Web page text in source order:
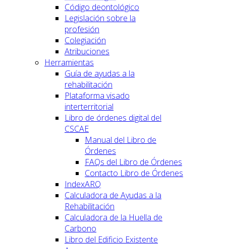
Código deontológico
Legislación sobre la
profesión
Colegiación
Atribuciones
Herramientas
Guía de ayudas a la
rehabilitación
Plataforma visado
interterritorial
Libro de órdenes digital del
CSCAE
Manual del Libro de
Órdenes
FAQs del Libro de Órdenes
Contacto Libro de Órdenes
IndexARQ
Calculadora de Ayudas a la
Rehabilitación
Calculadora de la Huella de
Carbono
Libro del Edificio Existente